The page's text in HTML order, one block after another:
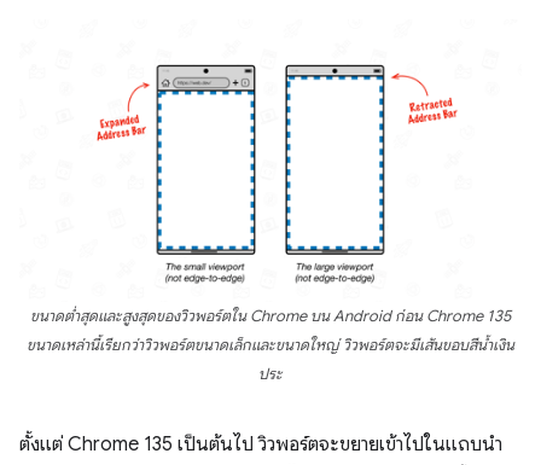
ขนาดต่ำสุดและสูงสุดของวิวพอร์ตใน Chrome บน Android ก่อน Chrome 135
ขนาดเหล่านี้เรียกว่าวิวพอร์ตขนาดเล็กและขนาดใหญ่ วิวพอร์ตจะมีเส้นขอบสีน้ำเงิน
ประ
ตั้งแต่ Chrome 135 เป็นต้นไป วิวพอร์ตจะขยายเข้าไปในแถบนํา